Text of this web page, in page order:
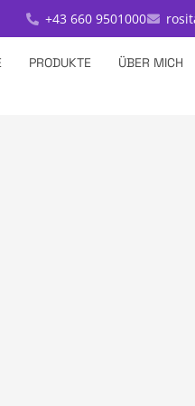
+43 660 9501000
PRODUKTE ÜBER MICH